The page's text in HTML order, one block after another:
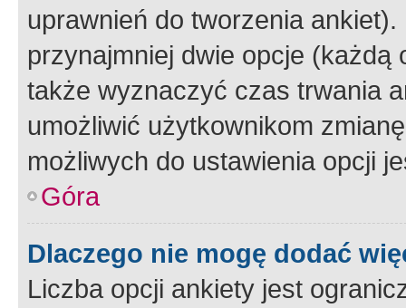
uprawnień do tworzenia
przynajmniej dwie opcje
także wyznaczyć czas trwania
umożliwić użytkownikom
możliwych do ustawienia opcji
Góra
Dlaczego nie mogę dodać
Liczba opcji ankiety jest